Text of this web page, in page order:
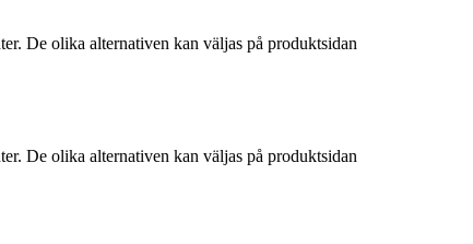
De olika alternativen kan väljas på produktsidan
De olika alternativen kan väljas på produktsidan